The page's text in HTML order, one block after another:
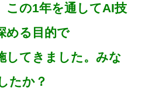
の1年を通してAI技
める目的で
してきました。みな
たか？